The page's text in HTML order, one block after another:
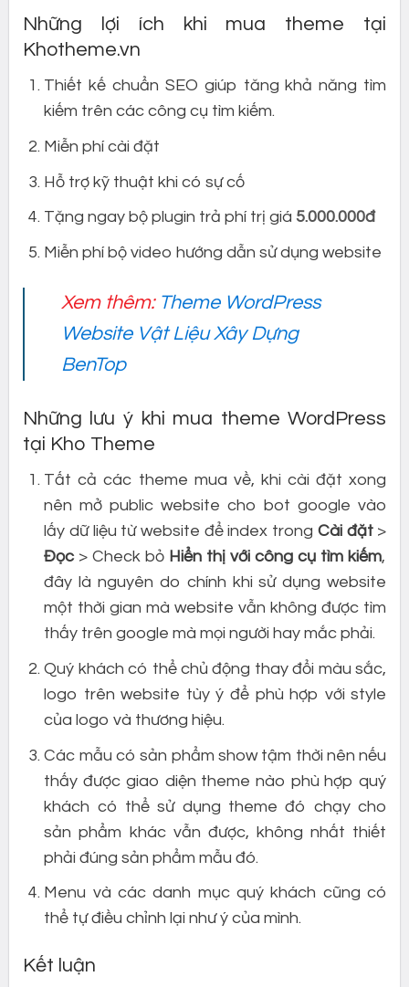
Những lợi ích khi mua theme tại
Khotheme.vn
Thiết kế chuẩn SEO giúp tăng khả năng tìm
kiếm trên các công cụ tìm kiếm.
Miễn phí cài đặt
Hỗ trợ kỹ thuật khi có sự cố
Tặng ngay bộ plugin trả phí trị giá 5.000.000đ
Miễn phí bộ video hướng dẫn sử dụng website
Xem thêm: Theme WordPress
Website Vật Liệu Xây Dựng
BenTop
Những lưu ý khi mua theme WordPress
tại Kho Theme
Tất cả các theme mua về, khi cài đặt xong
nên mở public website cho bot google vào
lấy dữ liệu từ website để index trong Cài đặt>
Đọc> Check bỏ Hiển thị với công cụ tìm kiếm,
đây là nguyên do chính khi sử dụng website
một thời gian mà website vẫn không được tìm
thấy trên google mà mọi người hay mắc phải.
Quý khách có thể chủ động thay đổi màu sắc,
logo trên website tùy ý để phù hợp với style
của logo và thương hiệu.
Các mẫu có sản phẩm show tậm thời nên nếu
thấy được giao diện theme nào phù hợp quý
khách có thể sử dụng theme đó chạy cho
sản phẩm khác vẫn được, không nhất thiết
phải đúng sản phẩm mẫu đó.
Menu và các danh mục quý khách cũng có
thể tự điều chỉnh lại như ý của mình.
Kết luận